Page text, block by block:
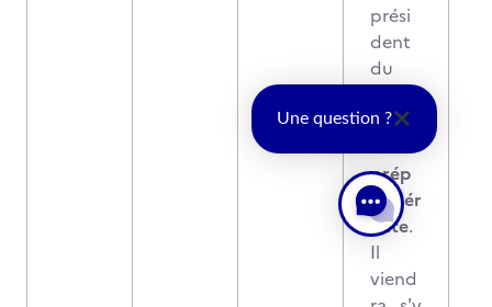
prési
dent
du
jurya
une
voix
prép
ondér
ante.
Il
viend
Une question ?